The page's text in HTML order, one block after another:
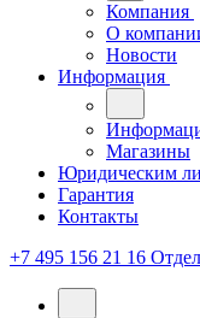
Компания
О
Новости
Информация
Магазины
Юридическим
Гарантия
Контакты
+7 495 156 21 16